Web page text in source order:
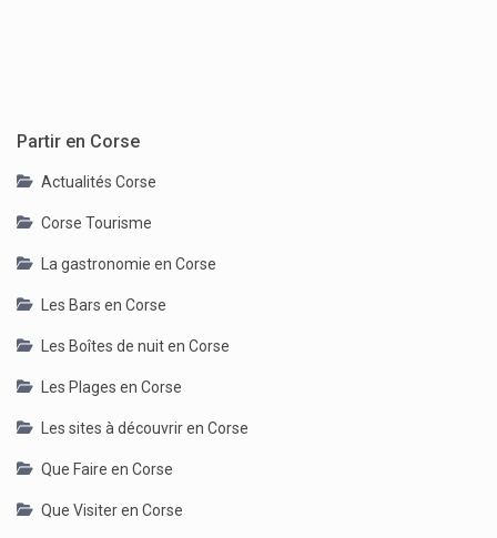
Partir en Corse
Actualités Corse
Corse Tourisme
La gastronomie en Corse
Les Bars en Corse
Les Boîtes de nuit en Corse
Les Plages en Corse
Les sites à découvrir en Corse
Que Faire en Corse
Que Visiter en Corse